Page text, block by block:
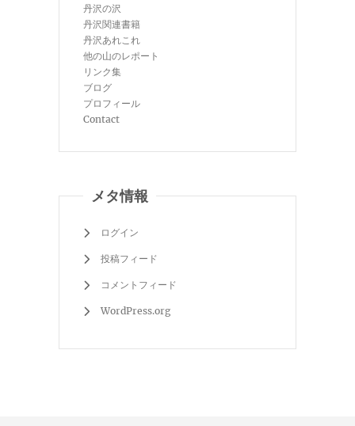
丹沢の沢
丹沢関連書籍
丹沢あれこれ
他の山のレポート
リンク集
ブログ
プロフィール
Contact
メタ情報
ログイン
投稿フィード
コメントフィード
WordPress.org